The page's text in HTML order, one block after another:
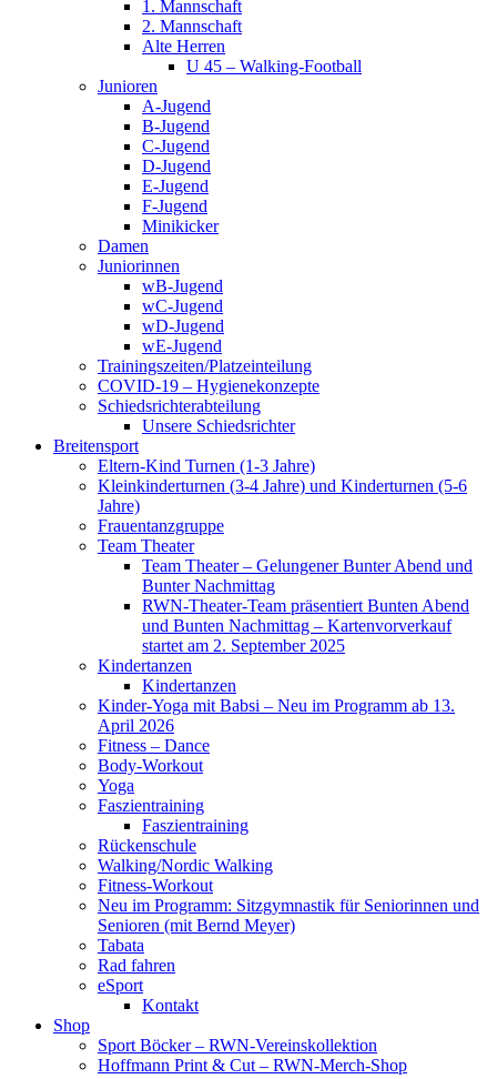
1. Mannschaft
2. Mannschaft
Alte Herren
U 45 – Walking-Football
Junioren
A-Jugend
B-Jugend
C-Jugend
D-Jugend
E-Jugend
F-Jugend
Minikicker
Damen
Juniorinnen
wB-Jugend
wC-Jugend
wD-Jugend
wE-Jugend
Trainingszeiten/Platzeinteilung
COVID-19 – Hygienekonzepte
Schiedsrichterabteilung
Unsere Schiedsrichter
Breitensport
Eltern-Kind Turnen (1-3 Jahre)
Kleinkinderturnen (3-4 Jahre) und Kinderturnen (5-6
Jahre)
Frauentanzgruppe
Team Theater
Team Theater – Gelungener Bunter Abend und
Bunter Nachmittag
RWN-Theater-Team präsentiert Bunten Abend
und Bunten Nachmittag – Kartenvorverkauf
startet am 2. September 2025
Kindertanzen
Kindertanzen
Kinder-Yoga mit Babsi – Neu im Programm ab 13.
April 2026
Fitness – Dance
Body-Workout
Yoga
Faszientraining
Faszientraining
Rückenschule
Walking/Nordic Walking
Fitness-Workout
Neu im Programm: Sitzgymnastik für Seniorinnen und
Senioren (mit Bernd Meyer)
Tabata
Rad fahren
eSport
Kontakt
Shop
Sport Böcker – RWN-Vereinskollektion
Hoffmann Print & Cut – RWN-Merch-Shop